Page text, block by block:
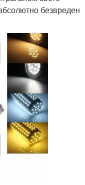
безвреден